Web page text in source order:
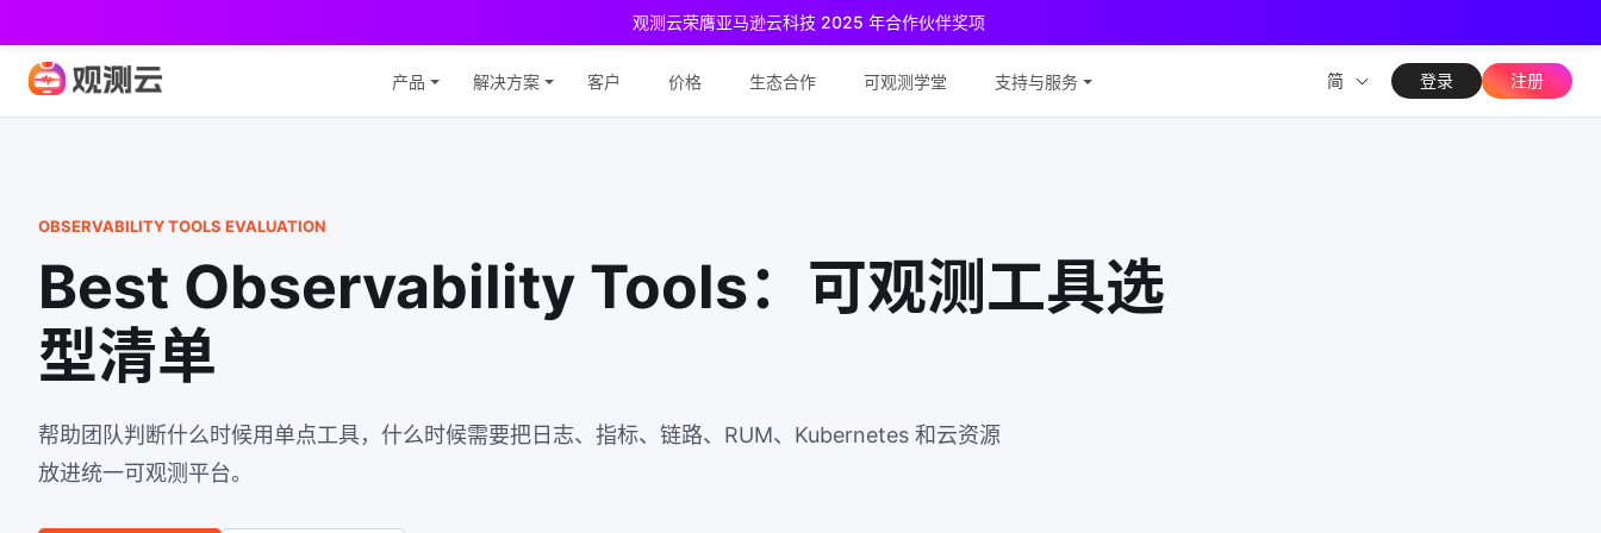
观测云荣膺亚马逊云科技 2025 年合作伙伴奖项
产品 解决方案 客户 价格 生态合作 可观测学堂 支持与服务 简 登录 注册
OBSERVABILITY TOOLS EVALUATION
Best Observability Tools：可观测工具选
型清单
帮助团队判断什么时候用单点工具，什么时候需要把日志、指标、链路、RUM、Kubernetes 和云资源
放进统一可观测平台。